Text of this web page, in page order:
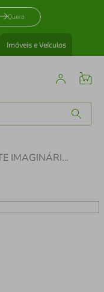
Quero
Imóveis e Veículos
O DOENTE IMAGINÁRIO